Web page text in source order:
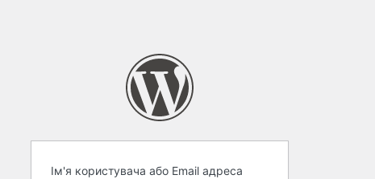
Ім'я користувача або Email адреса